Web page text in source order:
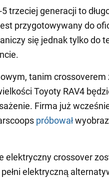
trzeciej generacji to
przygotowywany do
się jednak tylko do
tanim crossoverem
Toyoty RAV4
Firma już
próbował
elektryczny crossover
elektryczną